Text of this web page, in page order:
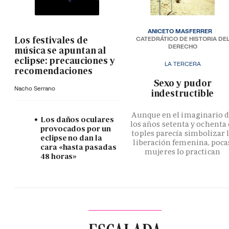
Los festivales de
música se apuntan al
eclipse: precauciones y
recomendaciones
Nacho Serrano
Los daños oculares
provocados por un
eclipse no dan la
cara «hasta pasadas
48 horas»
LA TERCERA
­Sexo y pudor
indestructible
Aunque en el imaginario
los años setenta y ochenta
toples parecía simbolizar
liberación femenina,
mujeres lo practican
ANICETO MASFERRER
CATEDRÁTICO DE HISTORIA DEL
DERECHO